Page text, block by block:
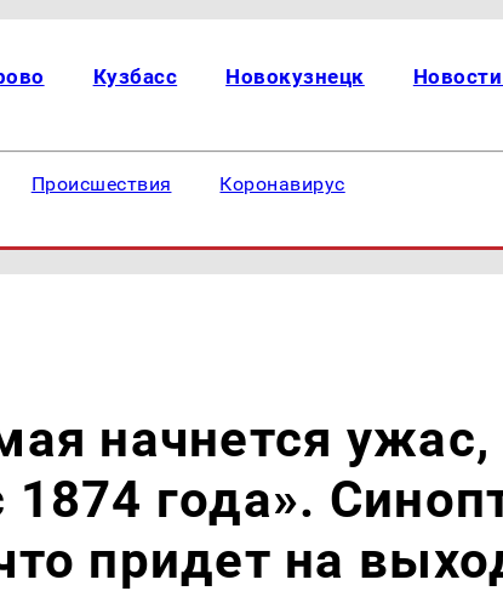
Кузбасс Новокузнецк
Происшествия Коронавирус
начнется ужас,
года».
придет на